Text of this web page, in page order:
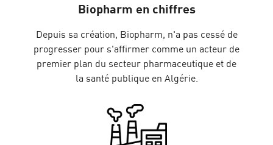
Biopharm en chiffres
Depuis sa création, Biopharm, n'a pas cessé de
progresser pour s'affirmer comme un acteur de
premier plan du secteur pharmaceutique et de
la santé publique en Algérie.